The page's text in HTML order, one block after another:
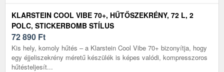
KLARSTEIN COOL VIBE 70+, HŰTŐSZEKRÉNY, 72 L, 2
POLC, STICKERBOMB STÍLUS
72 890 Ft
Kis hely, komoly hűtés – a Klarstein Cool Vibe 70+ bizonyítja, hogy
egy éjjeliszekrény méretű készülék is képes valódi, kompresszoros
hűtésteljesít...